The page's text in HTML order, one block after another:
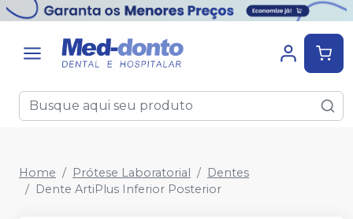
Home Prótese Laboratorial
Dentes
Dente ArtiPlus Inferior Posterior